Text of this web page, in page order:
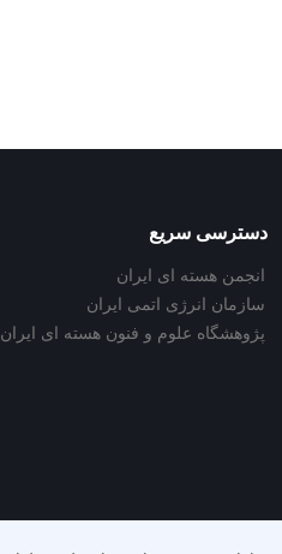
دسترسی سریع
انجمن هسته ای ایران
سازمان انرژی اتمی ایران
پژوهشگاه علوم و فنون هسته ای ایران